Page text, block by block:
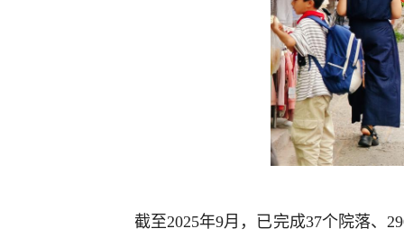
截至2025年9月，已完成37个院落、